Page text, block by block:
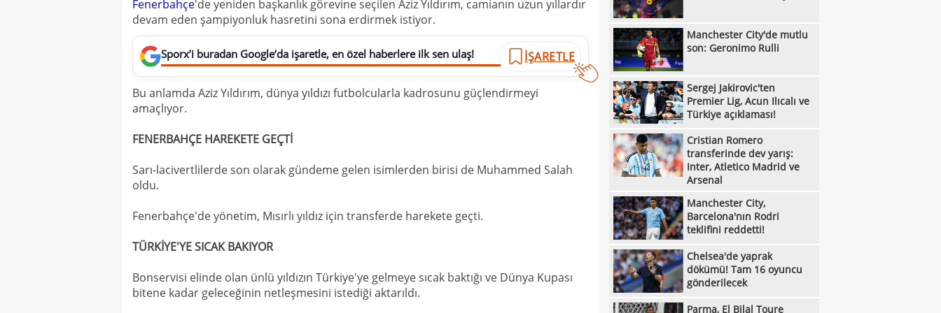
Fenerbahçe'de yeniden başkanlık görevine seçilen Aziz Yıldırım, camianın uzun yıllardır
devam eden şampiyonluk hasretini sona erdirmek istiyor.
Sporx’i buradan Google’da işaretle, en özel haberlere ilk sen ulaş! İŞARETLE
Bu anlamda Aziz Yıldırım, dünya yıldızı futbolcularla kadrosunu güçlendirmeyi
amaçlıyor.
FENERBAHÇE HAREKETE GEÇTİ
Sarı-lacivertlilerde son olarak gündeme gelen isimlerden birisi de Muhammed Salah
oldu.
Fenerbahçe'de yönetim, Mısırlı yıldız için transferde harekete geçti.
TÜRKİYE'YE SICAK BAKIYOR
Bonservisi elinde olan ünlü yıldızın Türkiye'ye gelmeye sıcak baktığı ve Dünya Kupası
bitene kadar geleceğinin netleşmesini istediği aktarıldı.
kaldırıldı
00:09 U17 Erkek Milliler, Sırbistan'ı geçerek
finale yükseldi!
00:00 Liverpool'dan Barcola hamlesi! PSG'nin
talebi dudak uçuklattı
23:45 Kayserispor'da tarihi gün! 15 transfer
birden!
23:28 Manisa FK, Bolu'da üç puanı kaptı!
23:05 Çorum FK, Jesus Ramirez'i kadrosuna
kattı!
22:52 Fisnik Asllani'nin Leipzig'e transferi son
anda iptal oldu!
22:52 Erzurumspor, Ebosele ile anlaştı!
Metehan Altunbaş, Kocaelispor'da
21:49 Fenerbahçe'ye müjdeli haber: Romelu
Lukaku
21:29 Filenin Sultanları, Fransa'yı yine devirdi!
21:13 Manchester City'de mutlu son: Geronimo
Rulli
21:09 Kıvanç Taşyaran ve Buğra Ünal, Avrupa
Şampiyonası'nda finale yükseldi
20:42 Altay, Tuna Üzümcü ile topbaşı yaptı
Manchester City'de mutlu
son: Geronimo Rulli
Sergej Jakirovic'ten
Premier Lig, Acun Ilıcalı ve
Türkiye açıklaması!
Cristian Romero
transferinde dev yarış:
Inter, Atletico Madrid ve
Arsenal
Manchester City,
Barcelona'nın Rodri
teklifini reddetti!
Chelsea'de yaprak
dökümü! Tam 16 oyuncu
gönderilecek
Parma, El Bilal Toure